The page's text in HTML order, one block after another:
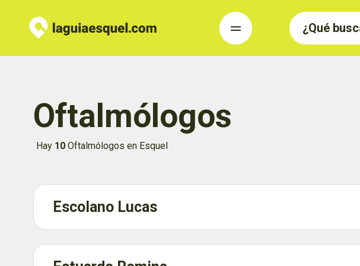
Oftalmólogos
Hay 10 Oftalmólogos en Esquel
Escolano Lucas